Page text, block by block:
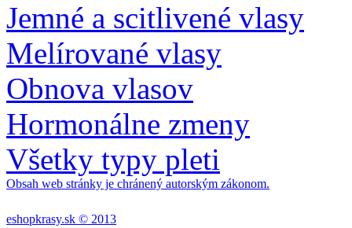
Jemné a scitlivené vlasy
Melírované vlasy
Obnova vlasov
Hormonálne zmeny
Všetky typy pleti
Obsah web stránky je chránený autorským zákonom.
eshopkrasy.sk © 2013